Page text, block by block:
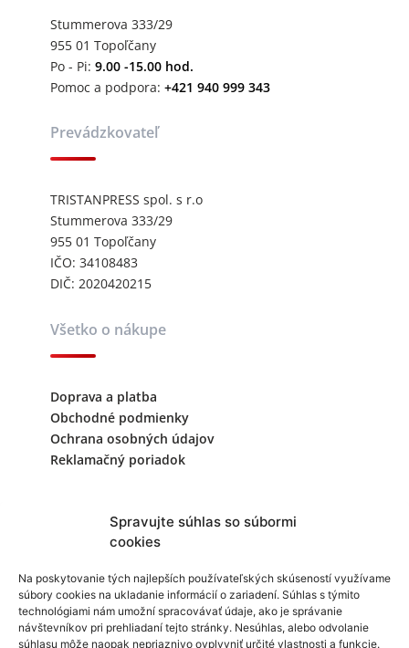
Spravujte súhlas so súbormi
cookies
Na poskytovanie tých najlepších používateľských skúseností využívame
súbory cookies na ukladanie informácií o zariadení. Súhlas s týmito
technológiami nám umožní spracovávať údaje, ako je správanie
návštevníkov pri prehliadaní tejto stránky. Nesúhlas, alebo odvolanie
súhlasu môže naopak nepriaznivo ovplyvniť určité vlastnosti a funkcie.
Stummerova 333/29
955 01 Topoľčany
Po - Pi: 9.00 -15.00 hod.
Pomoc a podpora: +421 940 999 343
Prevádzkovateľ
TRISTANPRESS spol. s r.o
Stummerova 333/29
955 01 Topoľčany
IČO: 34108483
DIČ: 2020420215
Všetko o nákupe
Doprava a platba
Obchodné podmienky
Ochrana osobných údajov
Reklamačný poriadok
+421 940 999 343
info@reklamask.sk